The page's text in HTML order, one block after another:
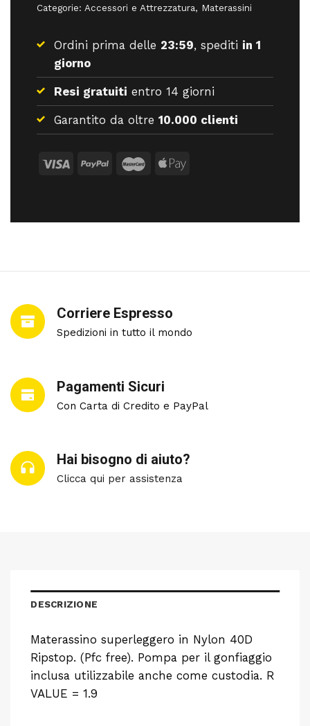
Categorie: Accessori e Attrezzatura, Materassini
Ordini prima delle 23:59, spediti in 1
giorno
Resi gratuiti entro 14 giorni
Garantito da oltre 10.000 clienti
Corriere Espresso
Spedizioni in tutto il mondo
Pagamenti Sicuri
Con Carta di Credito e PayPal
Hai bisogno di aiuto?
Clicca qui per assistenza
DESCRIZIONE
Materassino superleggero in Nylon 40D
Ripstop. (Pfc free). Pompa per il gonfiaggio
inclusa utilizzabile anche come custodia. R
VALUE = 1.9